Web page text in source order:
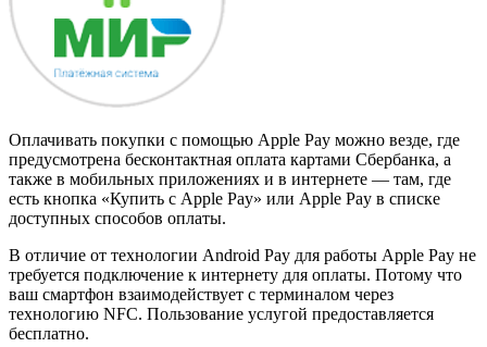
Оплачивать покупки с помощью Apple Pay можно везде, где
предусмотрена бесконтактная оплата картами Сбербанка, а
также в мобильных приложениях и в интернете — там, где
есть кнопка «Купить с Apple Pay» или Apple Pay в списке
доступных способов оплаты.
В отличие от технологии Android Pay для работы Apple Pay не
требуется подключение к интернету для оплаты. Потому что
ваш смартфон взаимодействует с терминалом через
технологию NFC. Пользование услугой предоставляется
бесплатно.